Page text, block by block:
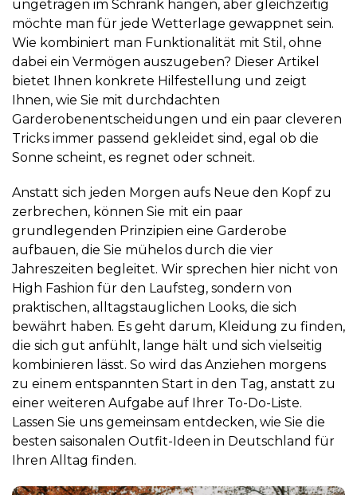
ungetragen im Schrank hängen, aber gleichzeitig
möchte man für jede Wetterlage gewappnet sein.
Wie kombiniert man Funktionalität mit Stil, ohne
dabei ein Vermögen auszugeben? Dieser Artikel
bietet Ihnen konkrete Hilfestellung und zeigt
Ihnen, wie Sie mit durchdachten
Garderobenentscheidungen und ein paar cleveren
Tricks immer passend gekleidet sind, egal ob die
Sonne scheint, es regnet oder schneit.
Anstatt sich jeden Morgen aufs Neue den Kopf zu
zerbrechen, können Sie mit ein paar
grundlegenden Prinzipien eine Garderobe
aufbauen, die Sie mühelos durch die vier
Jahreszeiten begleitet. Wir sprechen hier nicht von
High Fashion für den Laufsteg, sondern von
praktischen, alltagstauglichen Looks, die sich
bewährt haben. Es geht darum, Kleidung zu finden,
die sich gut anfühlt, lange hält und sich vielseitig
kombinieren lässt. So wird das Anziehen morgens
zu einem entspannten Start in den Tag, anstatt zu
einer weiteren Aufgabe auf Ihrer To-Do-Liste.
Lassen Sie uns gemeinsam entdecken, wie Sie die
besten saisonalen Outfit-Ideen in Deutschland für
Ihren Alltag finden.